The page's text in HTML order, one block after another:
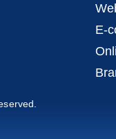
E-